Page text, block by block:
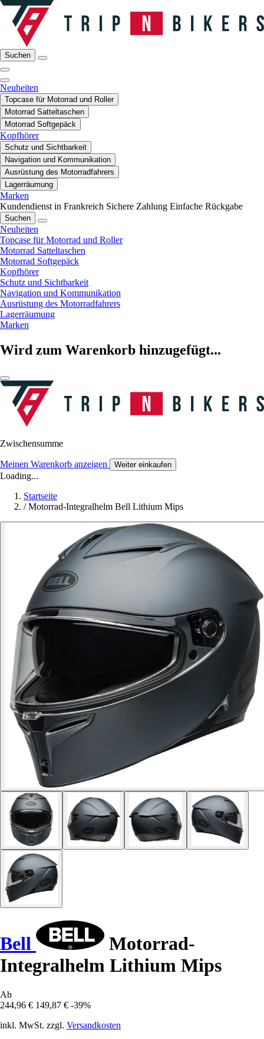
Suchen
Neuheiten
Topcase für Motorrad und Roller
Motorrad Satteltaschen
Motorrad Softgepäck
Kopfhörer
Schutz und Sichtbarkeit
Navigation und Kommunikation
Ausrüstung des Motorradfahrers
Lagerräumung
Marken
Kundendienst in Frankreich Sichere Zahlung Einfache Rückgabe
Suchen
Neuheiten
Topcase für Motorrad und Roller
Motorrad Satteltaschen
Motorrad Softgepäck
Kopfhörer
Schutz und Sichtbarkeit
Navigation und Kommunikation
Ausrüstung des Motorradfahrers
Lagerräumung
Marken
Wird zum Warenkorb hinzugefügt...
Zwischensumme
Meinen Warenkorb anzeigen Weiter einkaufen
Loading...
Startseite
/ Motorrad-Integralhelm Bell Lithium Mips
Bell
Motorrad-
Integralhelm Lithium Mips
Ab
244,96 € 149,87 € -39%
inkl. MwSt. zzgl. Versandkosten